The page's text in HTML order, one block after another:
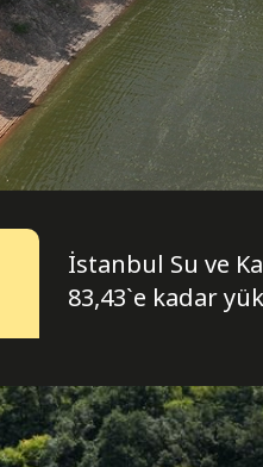
İstanbul Su ve
83,43`e kadar